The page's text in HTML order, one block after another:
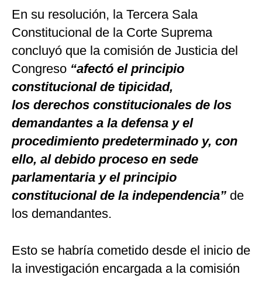
En su resolución, la Tercera Sala
Constitucional de la Corte Suprema
concluyó que la comisión de Justicia del
Congreso “afectó el principio
constitucional de tipicidad,
los derechos constitucionales de los
demandantes a la defensa y el
procedimiento predeterminado y, con
ello, al debido proceso en sede
parlamentaria y el principio
constitucional de la independencia” de
los demandantes.
Esto se habría cometido desde el inicio de
la investigación encargada a la comisión